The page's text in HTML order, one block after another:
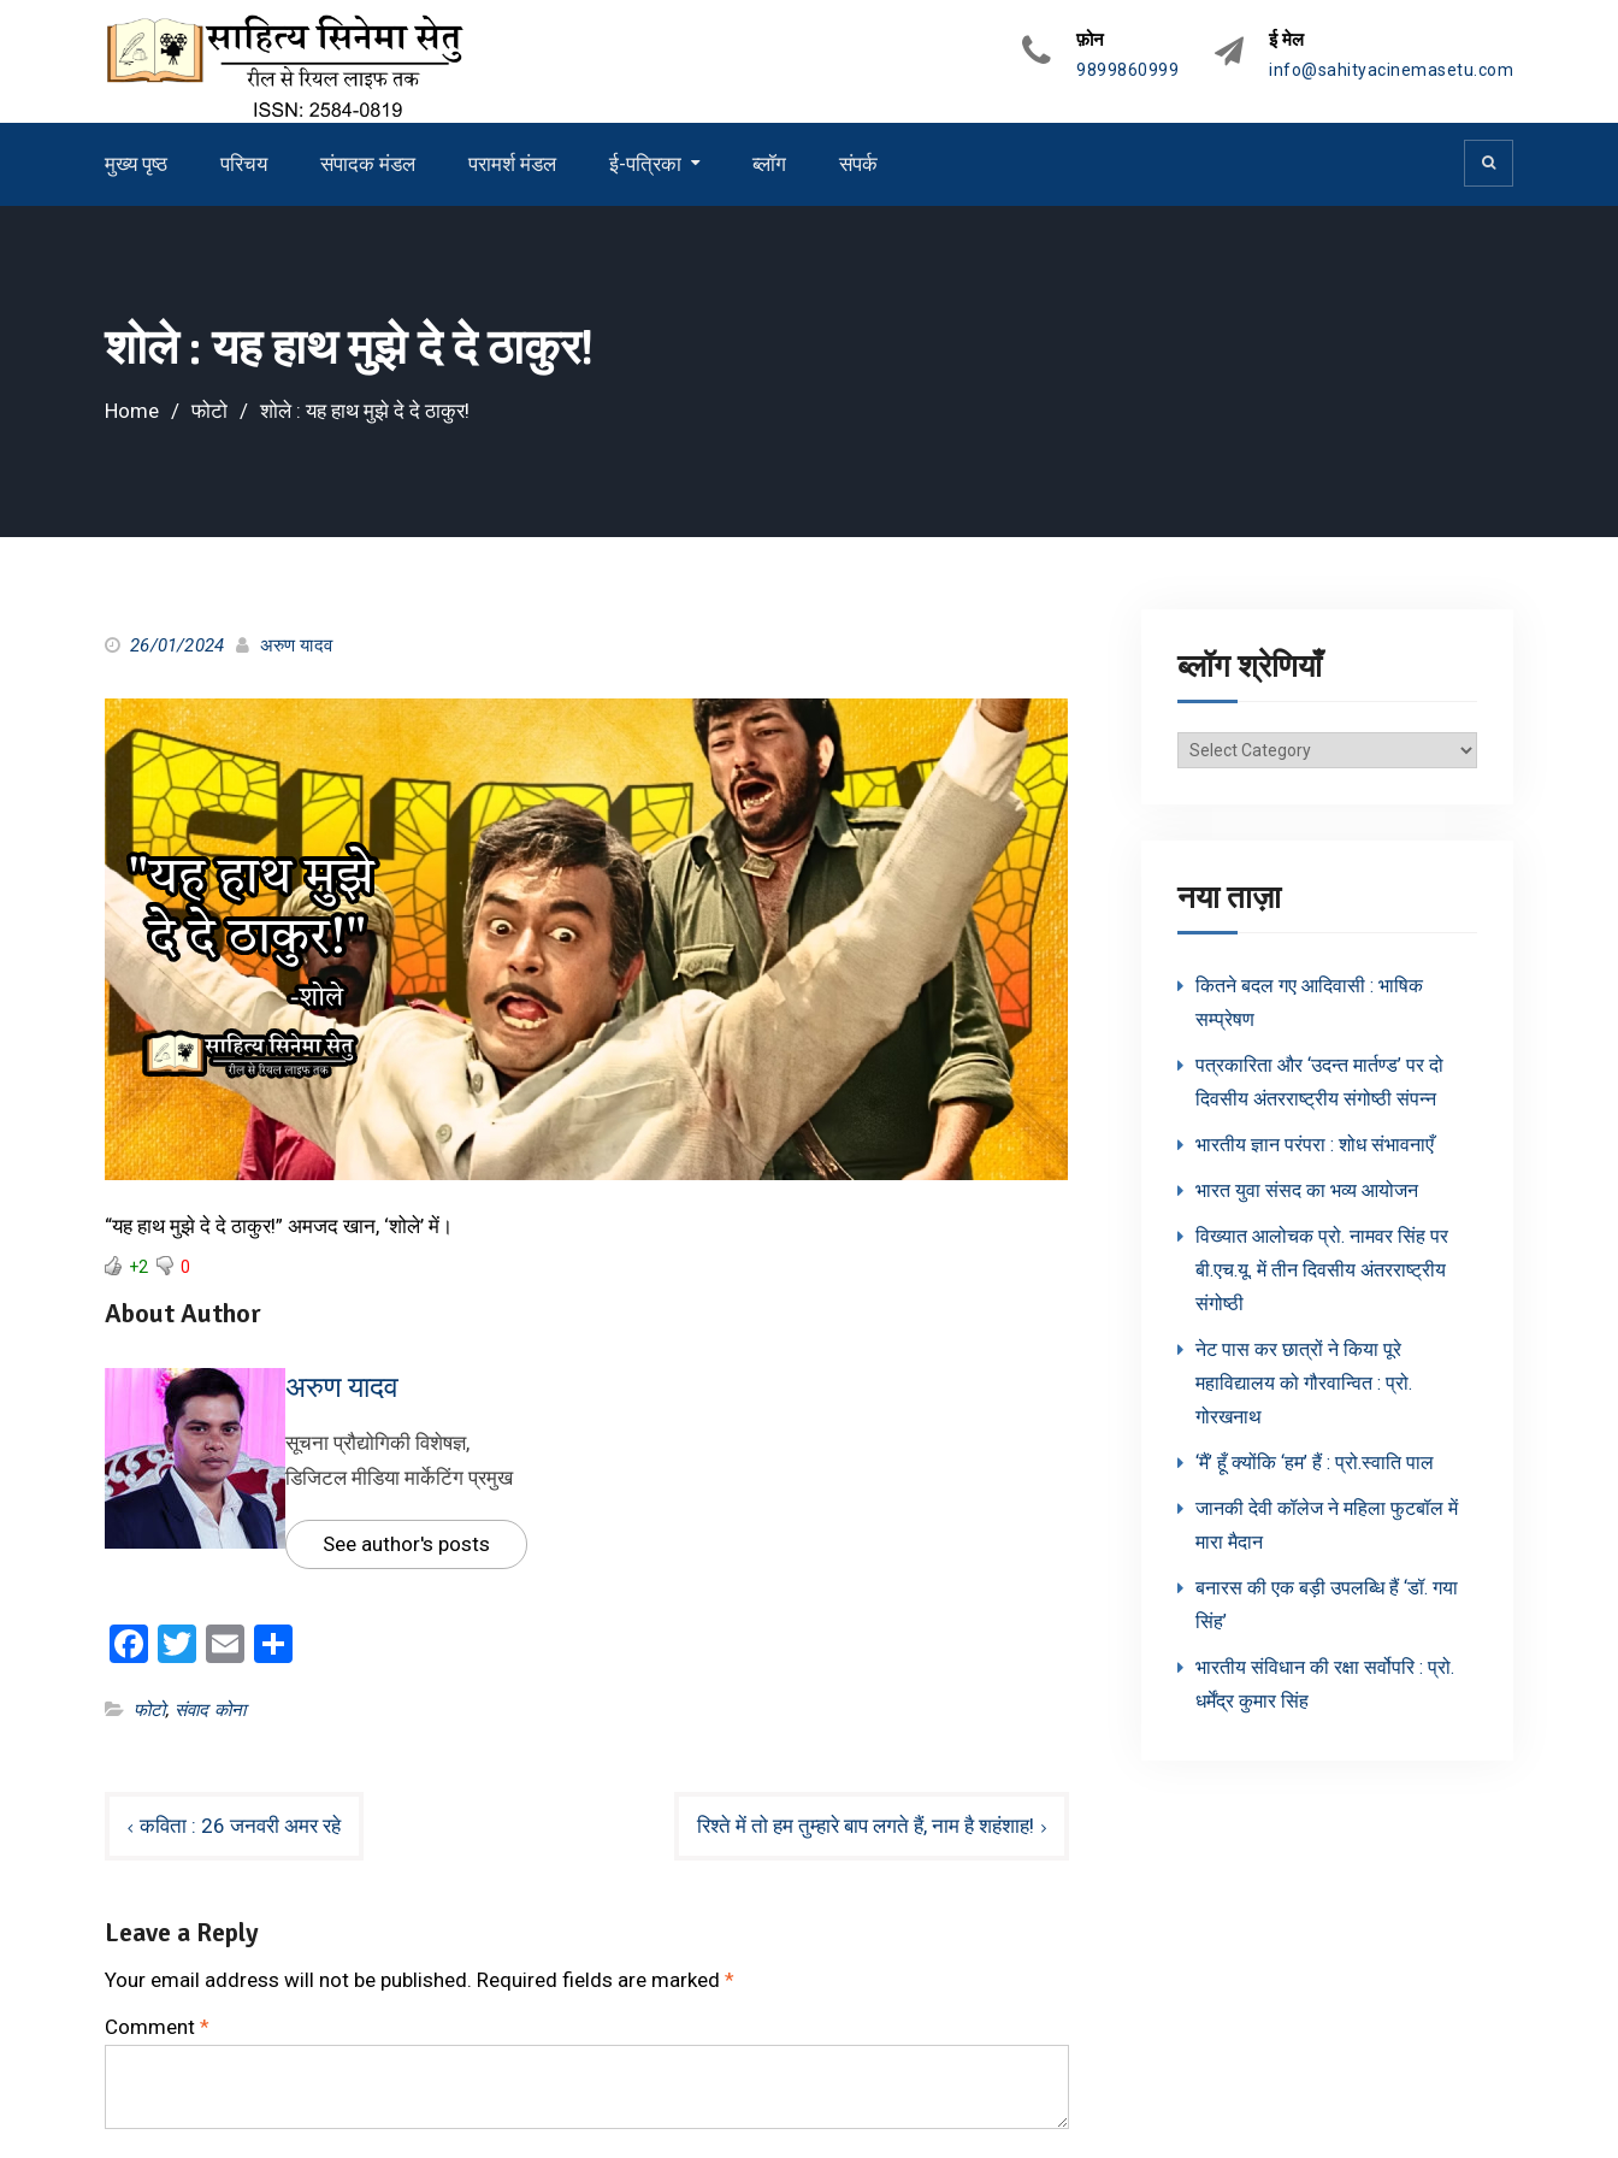
फ़ोन
9899860999
ई मेल
info@sahityacinemasetu.com
मुख्य पृष्ठ परिचय संपादक मंडल परामर्श मंडल ई-पत्रिका ब्लॉग संपर्क
शोले : यह हाथ मुझे दे दे ठाकुर!
Home फोटो शोले : यह हाथ मुझे दे दे ठाकुर!
26/01/2024 अरुण यादव
“यह हाथ मुझे दे दे ठाकुर!” अमजद खान, ‘शोले’ में।
+2 0
About Author
अरुण यादव
सूचना प्रौद्योगिकी विशेषज्ञ,
डिजिटल मीडिया मार्केटिंग प्रमुख
See author's posts
Facebook
Twitter
Email
फोटो, संवाद कोना
Postकविता : 26 जनवरी अमर रहे रिश्ते में तो हम तुम्हारे बाप लगते हैं, नाम है शहंशाह!
Leave a Reply
Your email address will not be published. Required fields are marked *
Comment *
ब्लॉग श्रेणियाँ
ब्लॉग
नया ताज़ा
कितने बदल गए आदिवासी : भाषिक
सम्प्रेषण
पत्रकारिता और ‘उदन्त मार्तण्ड’ पर दो
दिवसीय अंतरराष्ट्रीय संगोष्ठी संपन्न
भारतीय ज्ञान परंपरा : शोध संभावनाएँ
भारत युवा संसद का भव्य आयोजन
विख्यात आलोचक प्रो. नामवर सिंह पर
बी.एच.यू. में तीन दिवसीय अंतरराष्ट्रीय
संगोष्ठी
नेट पास कर छात्रों ने किया पूरे
महाविद्यालय को गौरवान्वित : प्रो.
गोरखनाथ
‘मैं’ हूँ क्योंकि ‘हम’ हैं : प्रो.स्वाति पाल
जानकी देवी कॉलेज ने महिला फुटबॉल में
मारा मैदान
बनारस की एक बड़ी उपलब्धि हैं ‘डॉ. गया
सिंह’
भारतीय संविधान की रक्षा सर्वोपरि : प्रो.
धर्मेंद्र कुमार सिंह